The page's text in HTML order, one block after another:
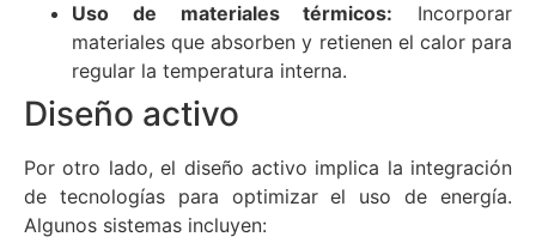
Uso de materiales térmicos: Incorporar
materiales que absorben y retienen el calor para
regular la temperatura interna.
Diseño activo
Por otro lado, el diseño activo implica la integración
de tecnologías para optimizar el uso de energía.
Algunos sistemas incluyen: